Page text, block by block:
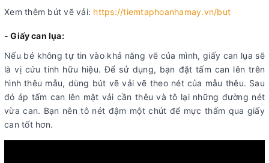
Xem thêm bút vẽ vải: https://tiemtaphoanhamay.vn/but
- Giấy can lụa:
Nếu bé không tự tin vào khả năng vẽ của mình, giấy can lụa sẽ
là vị cứu tinh hữu hiệu. Để sử dụng, bạn đặt tấm can lên trên
hình thêu mẫu, dùng bút vẽ vải vẽ theo nét của mẫu thêu. Sau
đó áp tấm can lên mặt vải cần thêu và tô lại những đường nét
vừa can. Bạn nên tô nét đậm một chút để mực thấm qua giấy
can tốt hơn.